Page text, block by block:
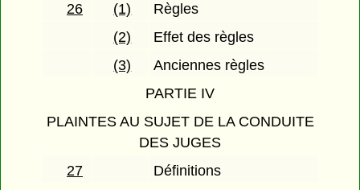
26
(1)
Règles
(2)
Effet des règles
(3)
Anciennes règles
PARTIE IV
PLAINTES AU SUJET DE LA CONDUITE
DES JUGES
27
Définitions